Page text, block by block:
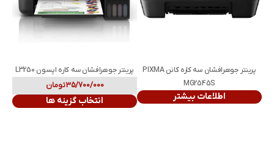
پرینتر جوهرافشان سه کاره کانن PIXMA
MG2545S
اطلاعات بیشتر
پرینتر جوهرافشان سه‌ کاره اپسون L3250
35/700/000تومان
انتخاب گزینه ها